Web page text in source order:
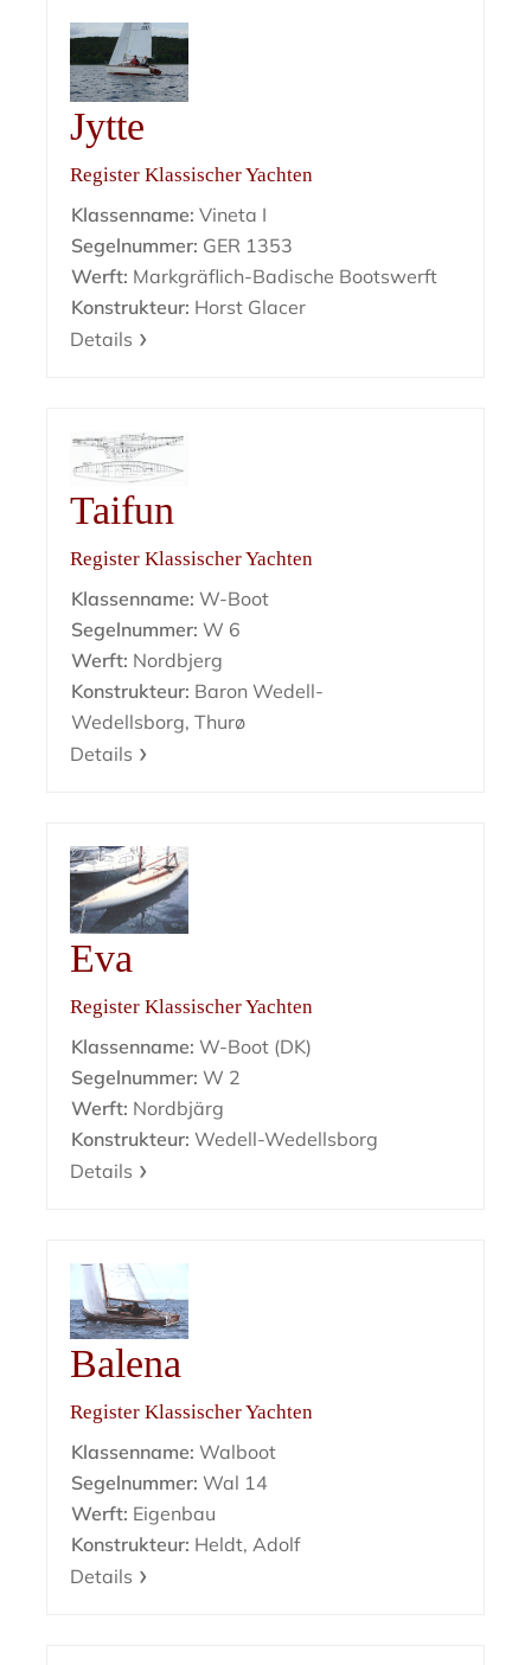
Jytte
Register Klassischer Yachten
Klassenname: Vineta I
Segelnummer: GER 1353
Werft: Markgräflich-Badische Bootswerft
Konstrukteur: Horst Glacer
Details
Taifun
Register Klassischer Yachten
Klassenname: W-Boot
Segelnummer: W 6
Werft: Nordbjerg
Konstrukteur: Baron Wedell-
Wedellsborg, Thurø
Details
Eva
Register Klassischer Yachten
Klassenname: W-Boot (DK)
Segelnummer: W 2
Werft: Nordbjärg
Konstrukteur: Wedell-Wedellsborg
Details
Balena
Register Klassischer Yachten
Klassenname: Walboot
Segelnummer: Wal 14
Werft: Eigenbau
Konstrukteur: Heldt, Adolf
Details